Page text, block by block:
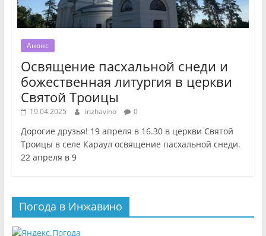
Анонс
Освящение пасхальной снеди и
божественная литургия в церкви
Святой Троицы
19.04.2025 inzhavino 0
Дорогие друзья! 19 апреля в 16.30 в церкви Святой
Троицы в селе Караул освящение пасхальной снеди.
22 апреля в 9
Погода в Инжавино